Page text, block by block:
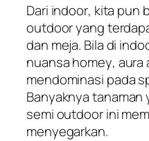
Dari indoor, kita pun
outdooryang
dan meja. Bila di
nuansahomey, aura
mendominasi pada
Banyaknya tanaman
semioutdoorini
menyegarkan.